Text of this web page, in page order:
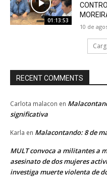
01:13:53
10 de
RECENT COMMENTS
Carlota malacon en
significativa
Karla en Malacontando: 8 de
MULT convoca a militantes a
asesinato de dos mujeres
investiga muerte violenta de